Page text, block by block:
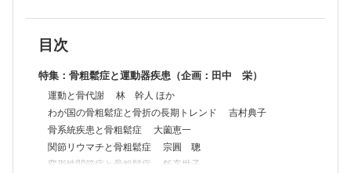
節内注射の注入時間に与える影響 戸田佳孝 ほか
―症例―
Rommens 分類typeⅢa の高齢者脆弱性骨盤骨折に対する
整形外科手術 名人の know‒how「ナビゲーションを用いた骨・軟部腫
瘍切除（CATS）」 船内雄生ほか
スポーツ医学 つれづれ草（39） 「文ふみ書きちらすはよし」 武藤
芳照
机上の想いのままに（58） 「懐かしき日々」 西野仁樹
製品のご購入後、「購入済ライセンス一覧」より、オンライン環
認ください。
推奨ブラウザ： Firefox 最新版 / Google Chrome 最新版 / Safari
最新版
目次
特集：骨粗鬆症と運動器疾患（企画：田中 栄）
運動と骨代謝 林 幹人 ほか
わが国の骨粗鬆症と骨折の長期トレンド 吉村典子
骨系統疾患と骨粗鬆症 大薗恵一
関節リウマチと骨粗鬆症 宗圓 聰
変形性関節症と骨粗鬆症 飯高世子